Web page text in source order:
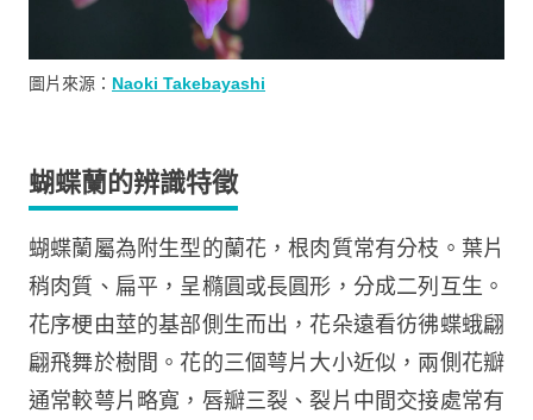
圖片來源： Naoki Takebayashi
蝴蝶蘭的辨識特徵
蝴蝶蘭屬為附生型的蘭花，根肉質常有分枝。葉片
稍肉質、扁平，呈橢圓或長圓形，分成二列互生。
花序梗由莖的基部側生而出，花朵遠看彷彿蝶蛾翩
翩飛舞於樹間。花的三個萼片大小近似，兩側花瓣
通常較萼片略寬，唇瓣三裂、裂片中間交接處常有